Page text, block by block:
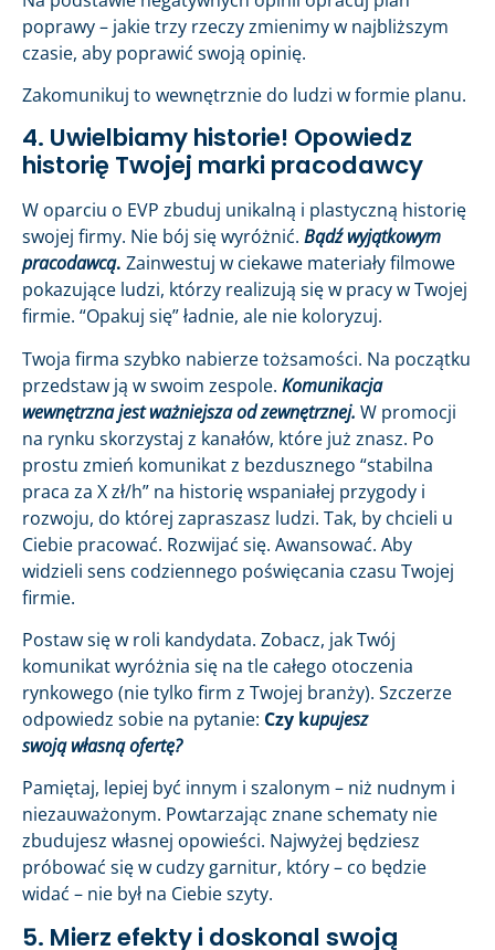
poprawy – jakie trzy rzeczy zmienimy w najbliższym
czasie, aby poprawić swoją opinię.
Zakomunikuj to wewnętrznie do ludzi w formie planu.
4. Uwielbiamy historie! Opowiedz
historię Twojej marki pracodawcy
W oparciu o EVP zbuduj unikalną i plastyczną historię
swojej firmy. Nie bój się wyróżnić. Bądź wyjątkowym
pracodawcą. Zainwestuj w ciekawe materiały filmowe
pokazujące ludzi, którzy realizują się w pracy w Twojej
firmie. “Opakuj się” ładnie, ale nie koloryzuj.
Twoja firma szybko nabierze tożsamości. Na początku
przedstaw ją w swoim zespole. Komunikacja
wewnętrzna jest ważniejsza od zewnętrznej. W promocji
na rynku skorzystaj z kanałów, które już znasz. Po
prostu zmień komunikat z bezdusznego “stabilna
praca za X zł/h” na historię wspaniałej przygody i
rozwoju, do której zapraszasz ludzi. Tak, by chcieli u
Ciebie pracować. Rozwijać się. Awansować. Aby
widzieli sens codziennego poświęcania czasu Twojej
firmie.
Postaw się w roli kandydata. Zobacz, jak Twój
komunikat wyróżnia się na tle całego otoczenia
rynkowego (nie tylko firm z Twojej branży). Szczerze
odpowiedz sobie na pytanie: Czy kupujesz
swoją własną ofertę?
Pamiętaj, lepiej być innym i szalonym – niż nudnym i
niezauważonym. Powtarzając znane schematy nie
zbudujesz własnej opowieści. Najwyżej będziesz
próbować się w cudzy garnitur, który – co będzie
widać – nie był na Ciebie szyty.
5. Mierz efekty i doskonal swoją